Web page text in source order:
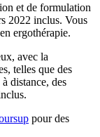
et de formulation
2022 inclus. Vous
ergothérapie.
avec la
telles que des
distance, des
pour des